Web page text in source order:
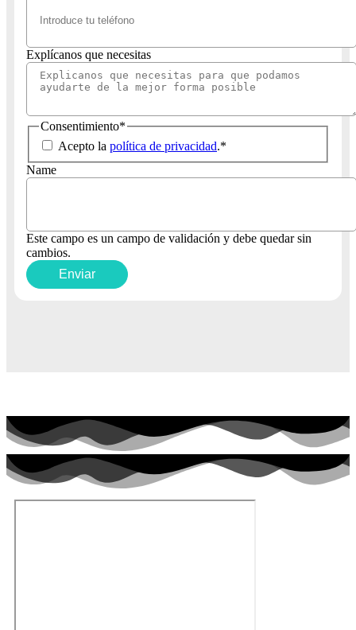
Explícanos que necesitas
Consentimiento*
Acepto la política de privacidad.*
Name
Este campo es un campo de validación y debe quedar sin
cambios.